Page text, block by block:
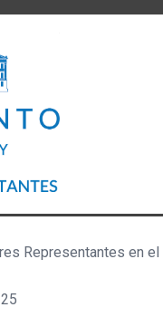
Representantes en